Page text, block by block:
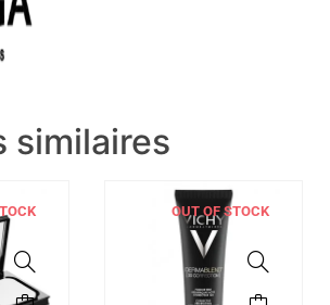
similaires
OUT OF STOCK